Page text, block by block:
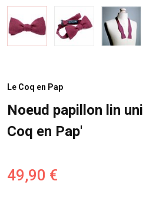
Le Coq en Pap
Noeud papillon lin
Coq en Pap'
49,90 €